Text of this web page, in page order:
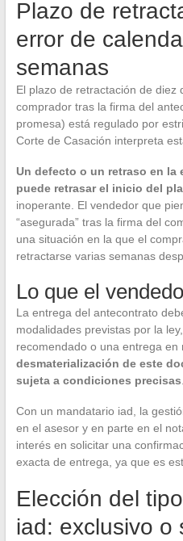
Plazo de
error de
semanas
El plazo de retractación de diez
comprador tras la firma del
promesa) está regulado por
Corte de Casación interpreta
Un defecto o un retraso en la
puede retrasar el inicio del
inoperante. El vendedor que
“asegurada” tras la firma del
una situación en la que el
retractarse varias semanas
Lo que el
La entrega del antecontrato
modalidades previstas por la
recomendado o una entrega
desmaterialización de este
sujeta a condiciones precisas.
Con un mandatario iad, la
en el asesor y en parte en el
interés en solicitar una
exacta de entrega, ya que es
Elección del
iad: exclusivo o